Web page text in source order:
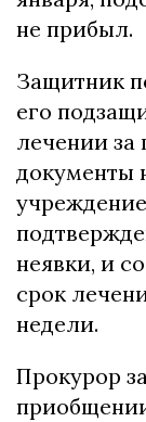
не прибыл.
Защитник
его
лечении за
документы
неявки, и
срок
недели.
Прокурор